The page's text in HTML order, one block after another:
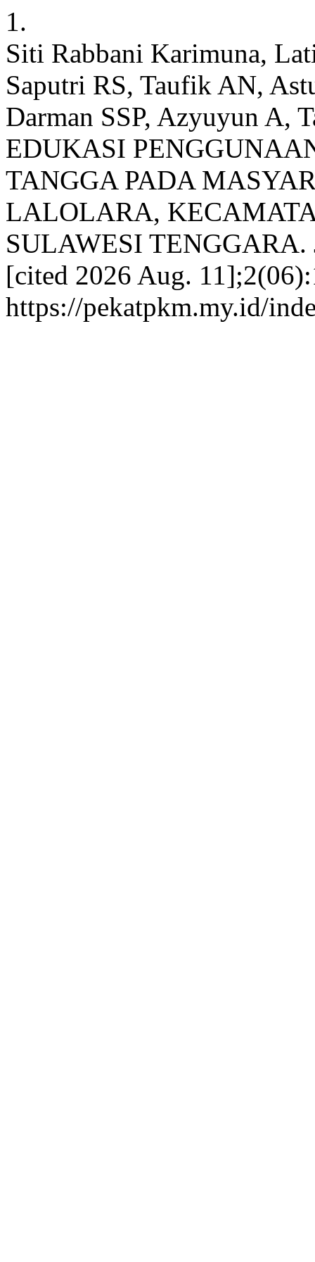
1.
Siti Rabbani Karimuna,
Saputri RS, Taufik AN,
Darman SSP, Azyuyun A,
EDUKASI
TANGGA PADA
LALOLARA,
SULAWESI TENGGARA.
[cited 2026 Aug.
https://pekatpkm.my.id/